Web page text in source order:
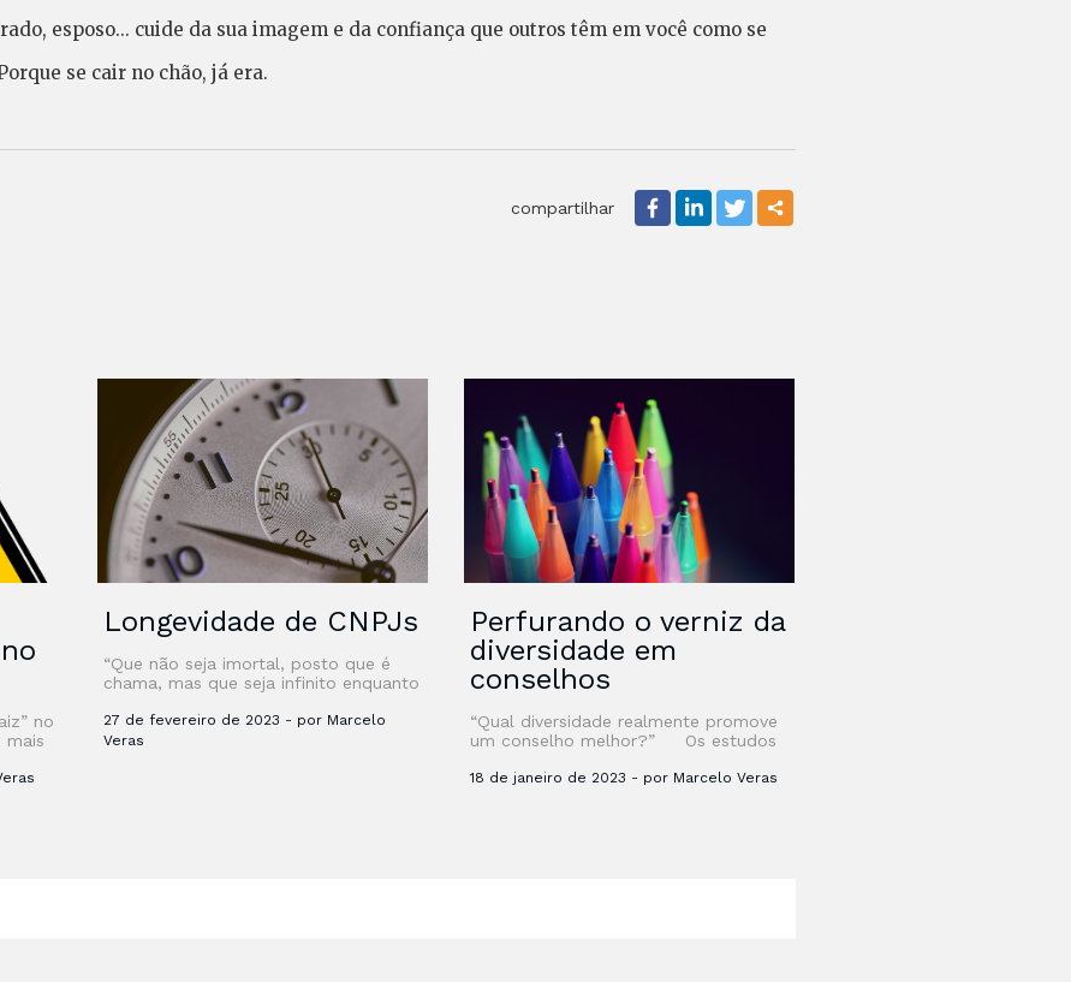
esposo... cuide da sua imagem e da confiança que outros têm em você como se
se cair no chão, já era.
compartilhar
no
mais
Longevidade de CNPJs
“Que não seja imortal, posto que é
chama, mas que seja infinito enquanto
de Moraes, em outubro de 1939,
escreveu o …
27 de fevereiro de 2023 - por Marcelo
Veras
Perfurando o verniz da
diversidade em
conselhos
“Qual diversidade realmente promove
um conselho melhor?” Os estudos
ainda temos muito o que descobrir e
18 de janeiro de 2023 - por Marcelo Veras